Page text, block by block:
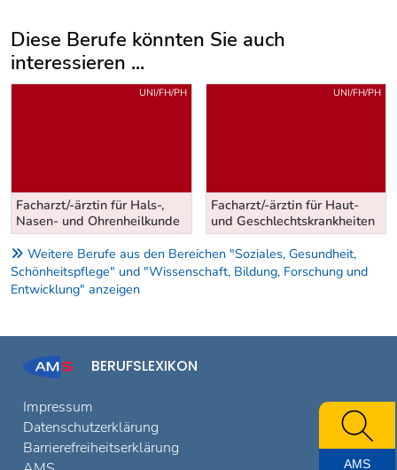
Diese Berufe könnten Sie auch
interessieren ...
Uber weitere Berufsvorschläge
Facharzt/-ärztin für Hals-,
Nasen- und Ohrenheilkunde
UNI/FH/PH
Facharzt/-ärztin für Haut-
und Geschlechtskrankheiten
UNI/FH/PH
Weitere Berufe aus den Bereichen "Soziales, Gesundheit,
Schönheitspflege" und "Wissenschaft, Bildung, Forschung und
Entwicklung" anzeigen
BERUFSLEXIKON
Impressum
Datenschutzerklärung
Barrierefreiheitserklärung
AMS